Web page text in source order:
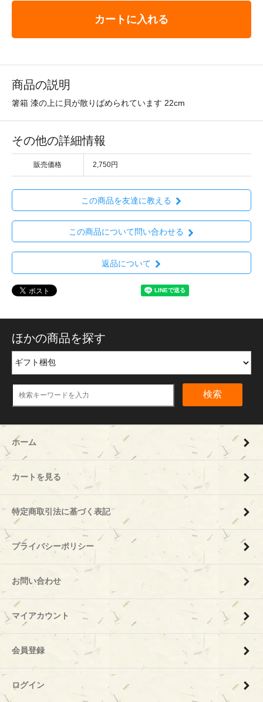
カートに入れる
商品の説明
箸箱 漆の上に貝が散りばめられています 22cm
その他の詳細情報
販売価格 2,750円
この商品を友達に教える
この商品について問い合わせる
返品について
ほかの商品を探す
検索
ホーム
カートを見る
特定商取引法に基づく表記
プライバシーポリシー
お問い合わせ
マイアカウント
会員登録
ログイン